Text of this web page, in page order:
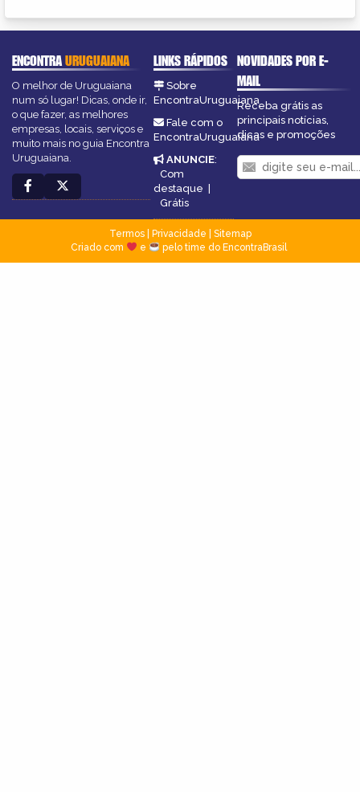
ENCONTRAURUGUAIANA
O melhor de Uruguaiana
num só lugar! Dicas, onde ir,
o que fazer, as melhores
empresas, locais, serviços e
muito mais no guia Encontra
Uruguaiana.
LINKS RÁPIDOS
Sobre
EncontraUruguaiana
Fale com o
EncontraUruguaiana
ANUNCIE:
Com
destaque
Grátis
NOVIDADES POR E-
MAIL
Receba grátis as
principais notícias,
dicas e promoções
Termos| Privacidade
Sitemap
Criado com
e pelo time do EncontraBrasil